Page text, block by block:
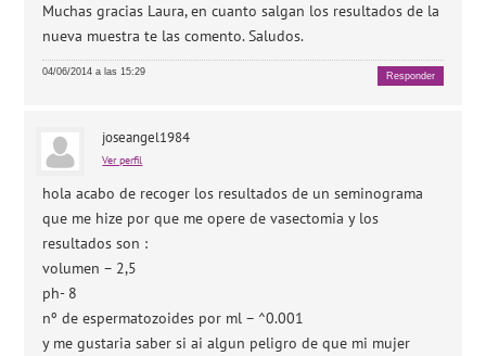
Muchas gracias Laura, en cuanto salgan los resultados de la
nueva muestra te las comento. Saludos.
04/06/2014 a las 15:29 Responder
joseangel1984
Ver perfil
hola acabo de recoger los resultados de un seminograma
que me hize por que me opere de vasectomia y los
resultados son :
volumen – 2,5
ph- 8
nº de espermatozoides por ml – ^0.001
y me gustaria saber si ai algun peligro de que mi mujer